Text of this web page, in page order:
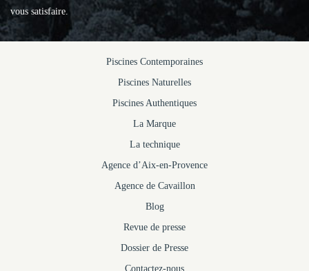
vous satisfaire.
Piscines Contemporaines
Piscines Naturelles
Piscines Authentiques
La Marque
La technique
Agence d’Aix-en-Provence
Agence de Cavaillon
Blog
Revue de presse
Dossier de Presse
Contactez-nous